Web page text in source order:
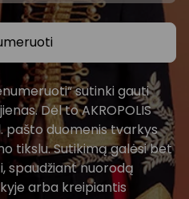
sutinki gauti
Dėl to AKROPOLIS
pašto duomenis tvarkys
tikslu. Sutikimą galėsi bet
spaudžiant nuorodą
arba kreipiantis